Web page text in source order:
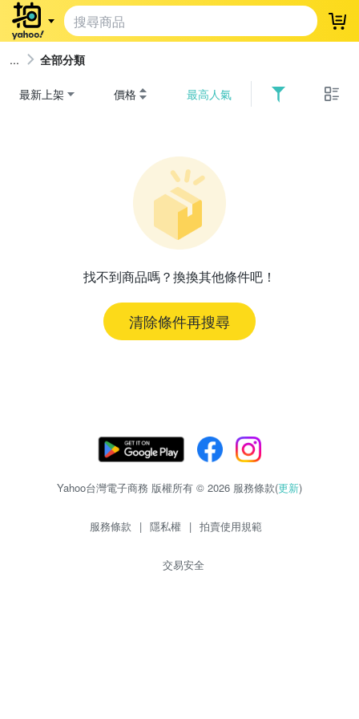
登
全部分類
最新上架 價格 最高人氣
找不到商品嗎？換換其他條件吧！
清除條件再搜尋
Yahoo台灣電子商務 版權所有 © 2026 服務條款(更新)
服務條款 | 隱私權 | 拍賣使用規範
交易安全